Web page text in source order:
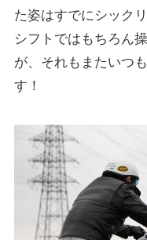
た姿はすでにシック
シフトではもちろん
が、それもまたいつ
す！